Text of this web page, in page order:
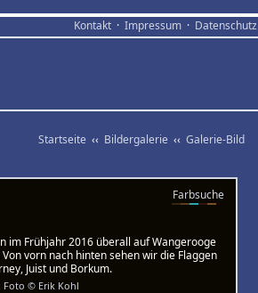
Kontakt · Impressum · Datenschutz
Startseite ‹‹ Bildergalerie ‹‹ Galerie-Bild
Farbsuche
im Frühjahr 2016 überall auf Wangerooge
vorn nach hinten sehen wir die Flaggen
Juist und Borkum.
Foto © Erik Kohl